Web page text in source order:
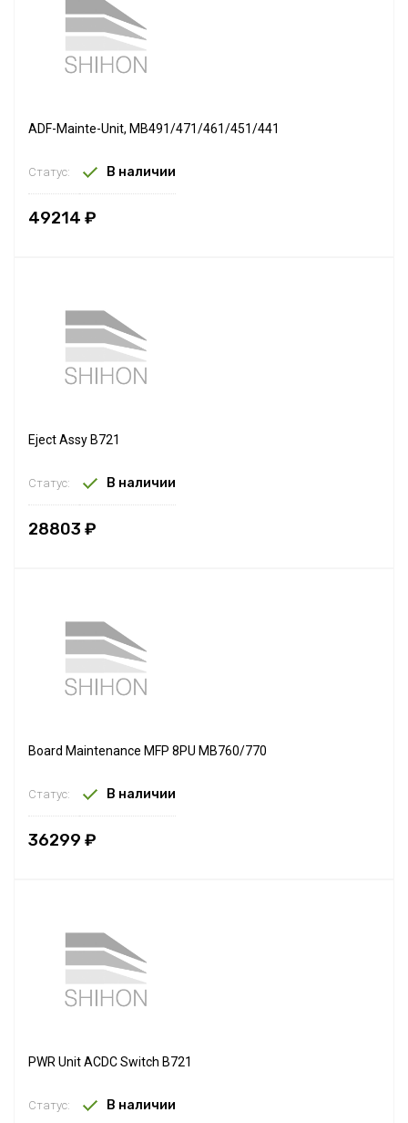
ADF-Mainte-Unit, MB491/471/461/451/441
Статус: В наличии
49214 ₽
Eject Assy B721
Статус: В наличии
28803 ₽
Board Maintenance MFP 8PU MB760/770
Статус: В наличии
36299 ₽
PWR Unit ACDC Switch B721
Статус: В наличии